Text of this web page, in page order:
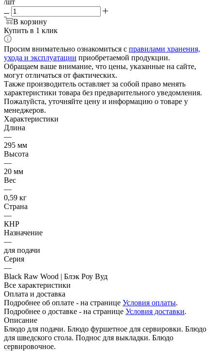
В корзину
Купить в 1 клик
Просим внимательно ознакомиться с правилами хранения,
ухода и эксплуатации приобретаемой продукции.
Обращаем ваше внимание, что цены, указанные на сайте,
могут отличаться от фактических.
Также производитель оставляет за собой право менять
характеристики товара без предварительного уведомления.
Пожалуйста, уточняйте цену и информацию о товаре у
менеджеров.
Характеристики
Длина
—
295 мм
Высота
—
20 мм
Вес
—
0,59 кг
Страна
—
КНР
Назначение
—
для подачи
Серия
—
Black Raw Wood | Блэк Роу Вуд
Все характеристики
Оплата и доставка
Подробнее об оплате - на странице Условия оплаты.
Подробнее о доставке - на странице Условия доставки.
Описание
Блюдо для подачи. Блюдо фуршетное для сервировки. Блюдо
для шведского стола. Поднос для выкладки. Блюдо
сервировочное.